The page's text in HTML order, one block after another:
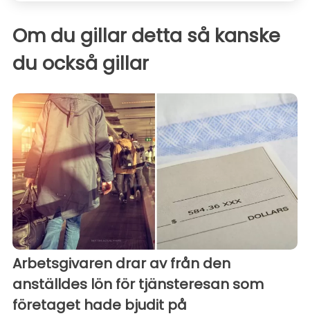
Om du gillar detta så kanske
du också gillar
Arbetsgivaren drar av från den
anställdes lön för tjänsteresan som
företaget hade bjudit på